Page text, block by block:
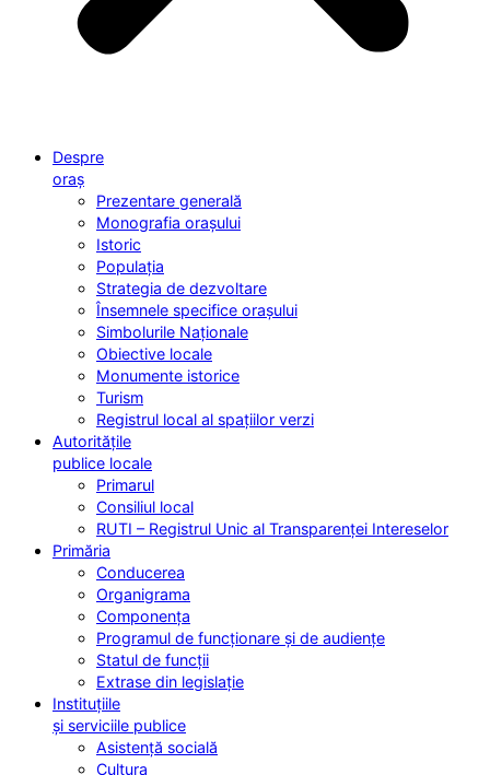
Despre
oraș
Prezentare generală
Monografia orașului
Istoric
Populația
Strategia de dezvoltare
Însemnele specifice orașului
Simbolurile Naționale
Obiective locale
Monumente istorice
Turism
Registrul local al spațiilor verzi
Autoritățile
publice locale
Primarul
Consiliul local
RUTI – Registrul Unic al Transparenței Intereselor
Primăria
Conducerea
Organigrama
Componența
Programul de funcționare și de audiențe
Statul de funcții
Extrase din legislație
Instituțiile
și serviciile publice
Asistență socială
Cultura